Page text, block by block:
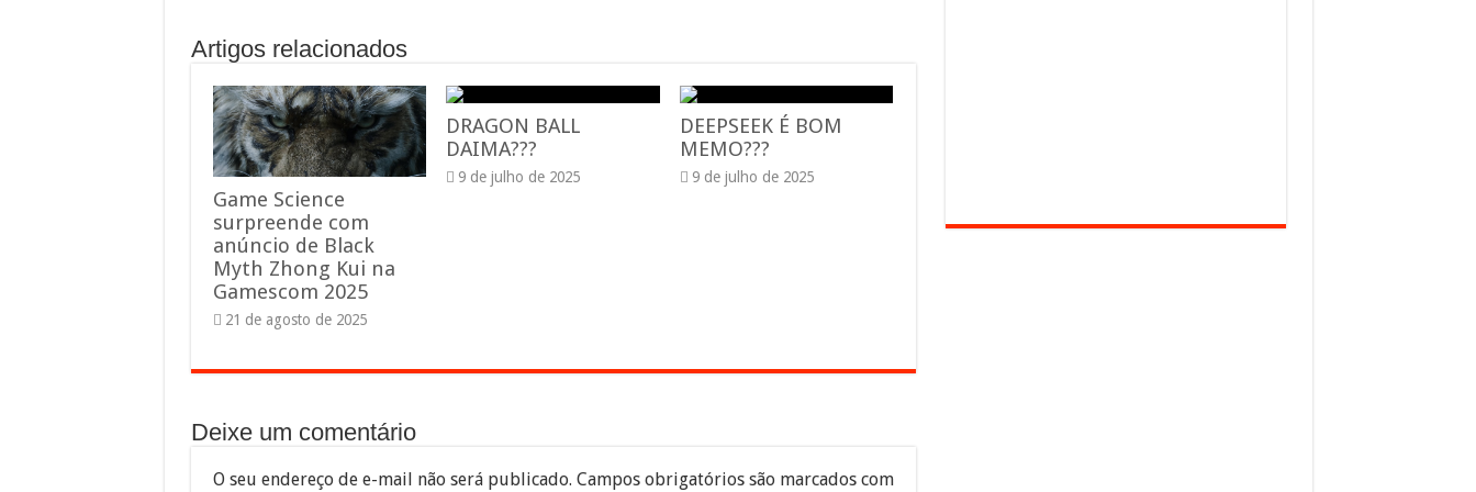
Artigos relacionados
Game Science
surpreende com
anúncio de Black
Myth Zhong Kui na
Gamescom 2025
21 de agosto de 2025
DRAGON BALL
DAIMA???
9 de julho de 2025
DEEPSEEK É BOM
MEMO???
9 de julho de 2025
Deixe um comentário
O seu endereço de e-mail não será publicado. Campos obrigatórios são marcados com